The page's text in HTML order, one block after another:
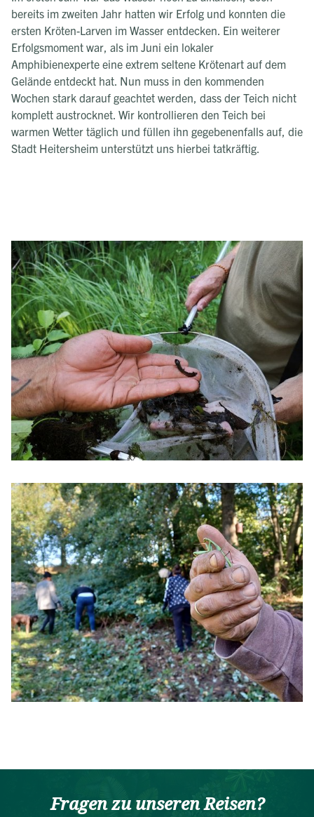
bereits im zweiten Jahr hatten wir Erfolg und konnten die
ersten Kröten-Larven im Wasser entdecken. Ein weiterer
Erfolgsmoment war, als im Juni ein lokaler
Amphibienexperte eine extrem seltene Krötenart auf dem
Gelände entdeckt hat. Nun muss in den kommenden
Wochen stark darauf geachtet werden, dass der Teich nicht
komplett austrocknet. Wir kontrollieren den Teich bei
warmen Wetter täglich und füllen ihn gegebenenfalls auf, die
Stadt Heitersheim unterstützt uns hierbei tatkräftig.
Fragen zu unseren Reisen?